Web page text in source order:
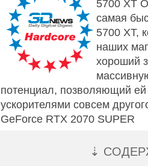
5700 XT
самая
5700 XT,
наших
хороший
потенциал, позволяющий ей
ускорителями совсем
GeForce RTX 2070 SUPER
⇣